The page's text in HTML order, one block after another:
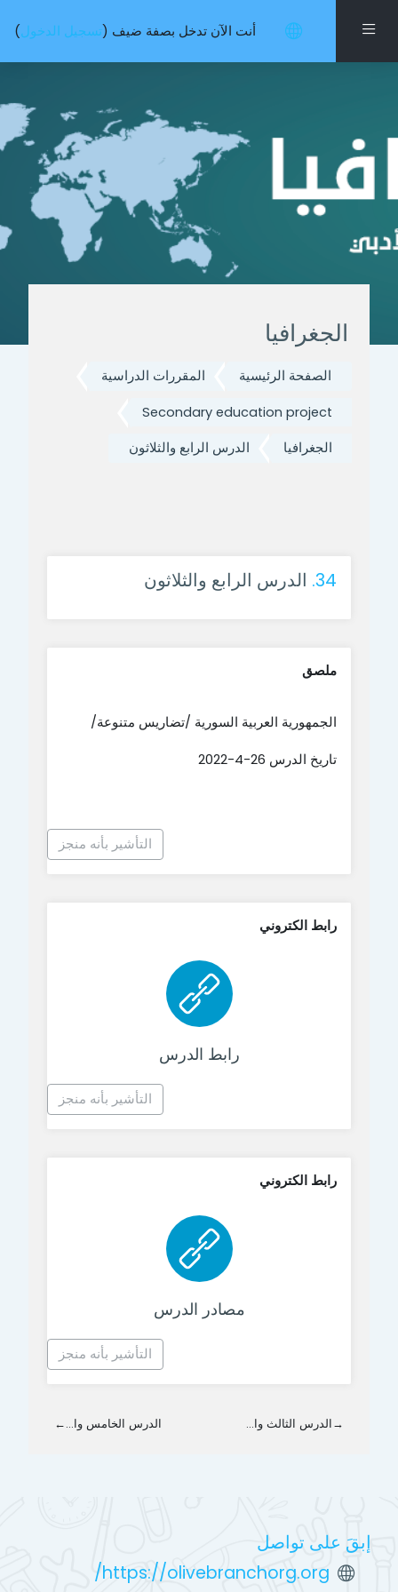
واجهة جانبية أنت الآن تدخل بصفة ضيف (تسجيل الدخول)
الجغرافيا
الصفحة الرئيسية المقررات الدراسية
Secondary education project
الجغرافيا الدرس الرابع والثلاثون
34. الدرس الرابع والثلاثون
ملصق
الجمهورية العربية السورية /تضاريس متنوعة/
تاريخ الدرس 26-4-2022
التأشير بأنه منجز
رابط الكتروني
رابط الدرس
رابط الكتروني
التأشير بأنه منجز
رابط الكتروني
مصادر الدرس
رابط الكتروني
التأشير بأنه منجز
→الدرس الثالث وا... الدرس الخامس وا...←
إبقَ على تواصل
https://olivebranchorg.org/